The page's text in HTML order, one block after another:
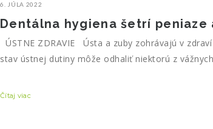
6. JÚLA 2022
Dentálna hygiena šetrí
ÚSTNE ZDRAVIE Ústa a zuby zohrávajú v
stav ústnej dutiny môže odhaliť niektorú z
Čítaj viac